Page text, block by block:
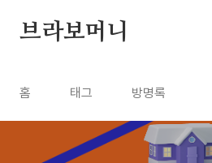
브라보머니
홈 태그 방명록